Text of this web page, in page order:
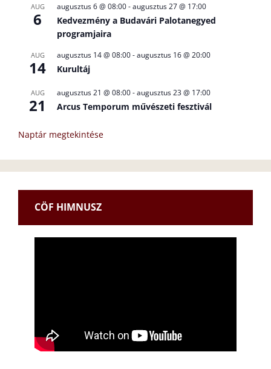
AUG
6
augusztus 6 @ 08:00-augusztus 27 @ 17:00
Kedvezmény a Budavári Palotanegyed
programjaira
AUG
14
augusztus 14 @ 08:00-augusztus 16 @ 20:00
Kurultáj
AUG
21
augusztus 21 @ 08:00-augusztus 23 @ 17:00
Arcus Temporum művészeti fesztivál
Naptár megtekintése
CÖF HIMNUSZ